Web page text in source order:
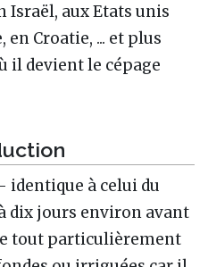
Israël, aux Etats unis
Croatie, ... et plus
il devient le cépage
identique à celui du
dix jours environ avant
tout particulièrement